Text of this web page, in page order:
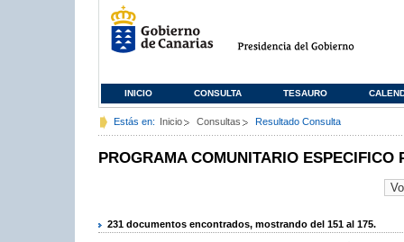
INICIO CONSULTA TESAURO
Estás en: Inicio Consultas Resultado Consulta
PROGRAMA COMUNITARIO ESPECIFICO
231 documentos encontrados, mostrando del 151 al 175.